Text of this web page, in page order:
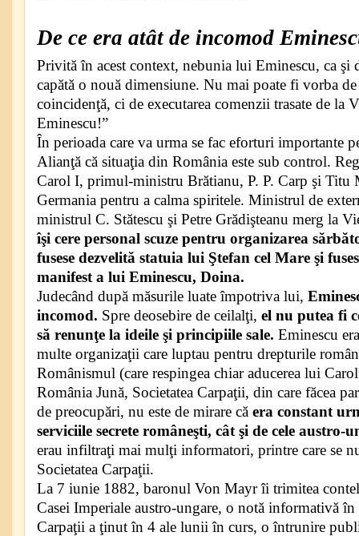
De ce era atât de incomod
Privită în acest context, nebunia lui Eminescu, ca şi
capătă o nouă dimensiune. Nu mai poate fi vorba
coincidenţă, ci de executarea comenzii trasate de la
Eminescu!”
În perioada care va urma se fac eforturi importante
Alianţă că situaţia din România este sub control.
Carol I, primul-ministru Brătianu, P. P. Carp şi Titu
Germania pentru a calma spiritele. Ministrul de
ministrul C. Stătescu şi Petre Grădişteanu merg la
îşi cere personal scuze pentru organizarea
fusese dezvelită statuia lui Ştefan cel Mare şi
manifest a lui Eminescu, Doina.
Judecând după măsurile luate împotriva lui,
incomod. Spre deosebire de ceilalţi, el nu putea fi
să renunţe la ideile şi principiile sale. Eminescu
multe organizaţii care luptau pentru drepturile
Românismul (care respingea chiar aducerea lui
România Jună, Societatea Carpaţii, din care făcea
de preocupări, nu este de mirare că era constant
serviciile secrete româneşti, cât şi de cele austro-
erau infiltraţi mai mulţi informatori, printre care se
Societatea Carpaţii.
La 7 iunie 1882, baronul Von Mayr îi trimitea
Casei Imperiale austro-ungare, o notă informativă în
Carpaţii a ţinut în 4 ale lunii în curs, o întrunire